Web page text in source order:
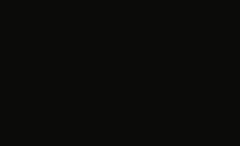
in a new tab